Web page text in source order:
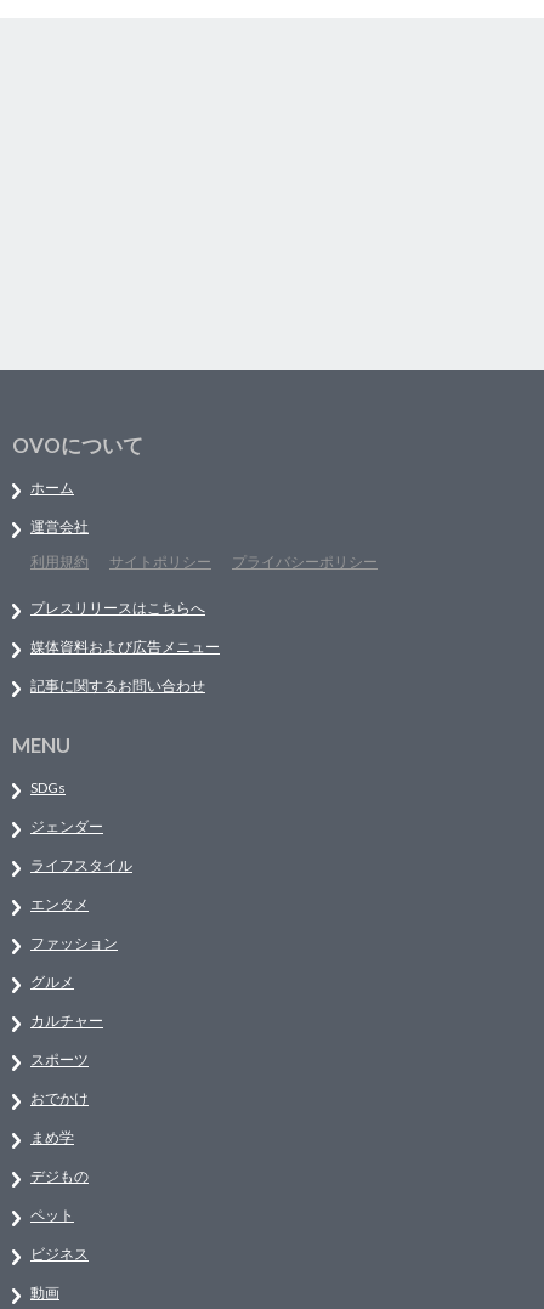
OVOについて
ホーム
運営会社
利用規約
サイトポリシー プライバシーポリシー
プレスリリースはこちらへ
媒体資料および広告メニュー
記事に関するお問い合わせ
MENU
SDGs
ジェンダー
ライフスタイル
エンタメ
ファッション
グルメ
カルチャー
スポーツ
おでかけ
まめ学
デジもの
ペット
ビジネス
動画